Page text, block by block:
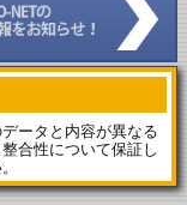
ータと内容が異なる
合性について保証し